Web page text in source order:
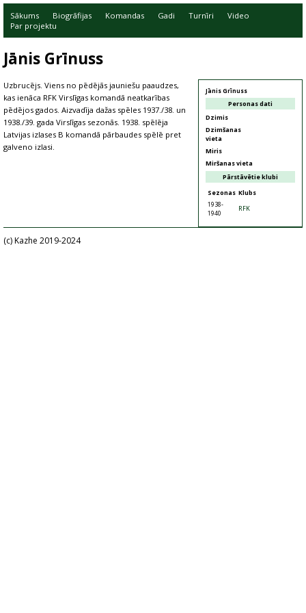
Sākums Biogrāfijas Komandas Gadi Turnīri
Video
Par projektu
Jānis Grīnuss
Jānis Grīnuss
Personas dati
Dzimis
Dzimšanas
vieta
Miris
Miršanas vieta
Pārstāvētie klubi
Sezonas Klubs
1938-
1940
RFK
Uzbrucējs. Viens no pēdējās jauniešu paaudzes,
kas ienāca RFK Virslīgas komandā neatkarības
pēdējos gados. Aizvadīja dažas spēles 1937./38. un
1938./39. gada Virslīgas sezonās. 1938. spēlēja
Latvijas izlases B komandā pārbaudes spēlē pret
galveno izlasi.
(c) Kazhe 2019-2024